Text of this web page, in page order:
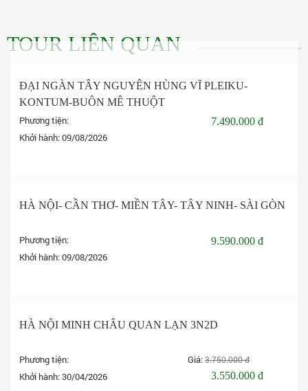
TOUR LIÊN QUAN
ĐẠI NGÀN TÂY NGUYÊN HÙNG VĨ PLEIKU-
KONTUM-BUÔN MÊ THUỘT
Phương tiện:
Khởi hành:09/08/2026
7.490.000 đ
HÀ NỘI- CẦN THƠ- MIỀN TÂY- TÂY NINH- SÀI GÒN
Phương tiện:
Khởi hành:09/08/2026
9.590.000 đ
HÀ NỘI MINH CHÂU QUAN LẠN 3N2D
Phương tiện:
Khởi hành:30/04/2026
Giá:3.750.000 đ
3.550.000 đ